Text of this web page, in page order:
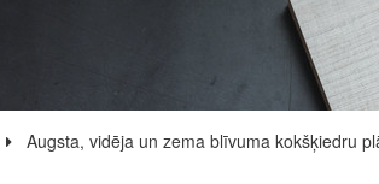
Augsta, vidēja un zema blīvuma kokšķiedru